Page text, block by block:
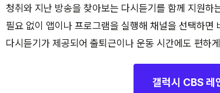
청취와 지난 방송을 찾아보는 다시듣기를 함께 지원
필요 없이 앱이나 프로그램을 실행해 채널을 선택하
다시듣기가 제공되어 출퇴근이나 운동 시간에도 편하
갤럭시 CBS 레